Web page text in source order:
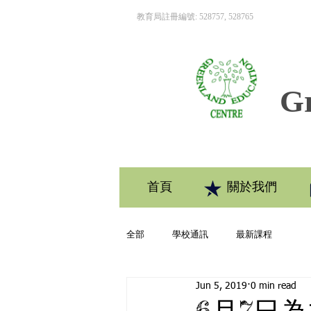
教育局註冊編號: 528757, 528765
首頁 關於我們
全部 學校通訊 最新課程
Jun 5, 2019 0 min read